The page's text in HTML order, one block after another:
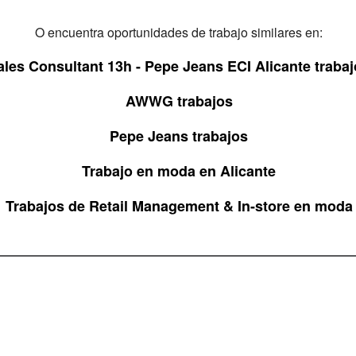
O encuentra oportunidades de trabajo similares en:
Consultant 13h - Pepe Jeans ECI Alicante
AWWG trabajos
Pepe Jeans trabajos
Trabajo en moda en Alicante
Trabajos de Retail Management & In-store en moda